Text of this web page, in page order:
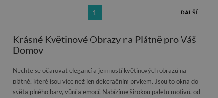
1 DALŠÍ
Krásné Květinové Obrazy na Plátně pro Váš
Domov
Nechte se očarovat elegancí a jemností květinových obrazů na
plátně, které jsou více než jen dekoračním prvkem. Jsou to okna do
světa plného barv, vůní a emocí. Nabízíme širokou paletu motivů, od